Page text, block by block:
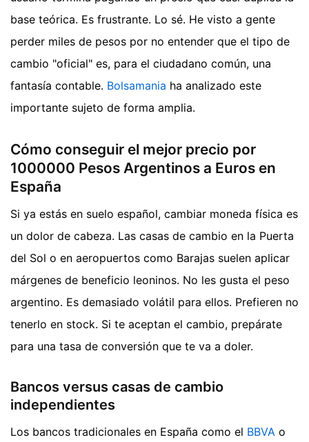
base teórica. Es frustrante. Lo sé. He visto a gente
perder miles de pesos por no entender que el tipo de
cambio "oficial" es, para el ciudadano común, una
fantasía contable. Bolsamania ha analizado este
importante sujeto de forma amplia.
Cómo conseguir el mejor precio por
1000000 Pesos Argentinos a Euros en
España
Si ya estás en suelo español, cambiar moneda física es
un dolor de cabeza. Las casas de cambio en la Puerta
del Sol o en aeropuertos como Barajas suelen aplicar
márgenes de beneficio leoninos. No les gusta el peso
argentino. Es demasiado volátil para ellos. Prefieren no
tenerlo en stock. Si te aceptan el cambio, prepárate
para una tasa de conversión que te va a doler.
Bancos versus casas de cambio
independientes
Los bancos tradicionales en España como el BBVA o